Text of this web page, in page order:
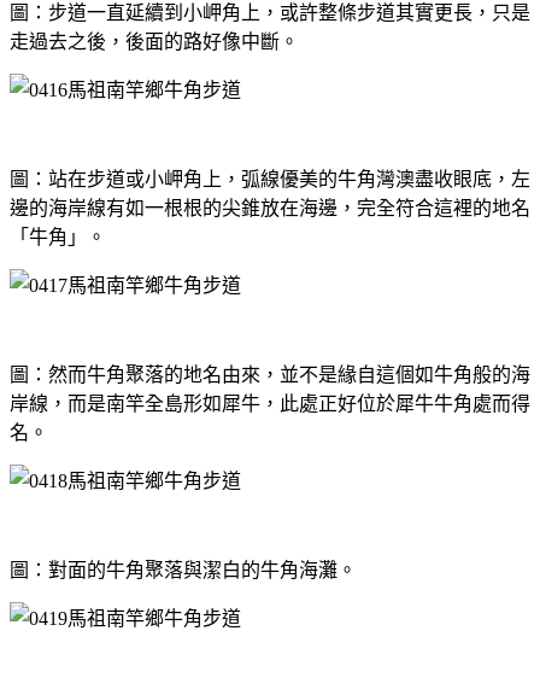
圖：步道一直延續到小岬角上， 或許整條步道其實更長，只是
走過去之後，後面的路好像中斷。
圖：站在步道或小岬角上，弧線優美的牛角灣澳盡收眼底，左
邊的海岸線有如一根根的尖錐放在海邊，完全符合這裡的地名
「牛角」。
圖：然而牛角聚落的地名由來，並不是緣自這個如牛角般的海
岸線，而是南竿全島形如犀牛，此處正好位於犀牛牛角處而得
名。
圖：對面的牛角聚落與潔白的牛角海灘。